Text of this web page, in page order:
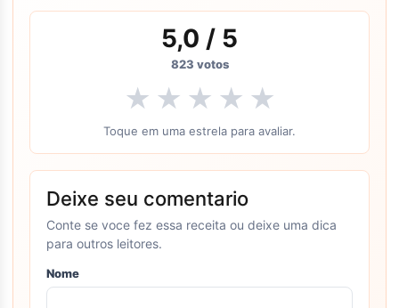
5,0 / 5
823 votos
★ ★ ★ ★ ★
Toque em uma estrela para avaliar.
Deixe seu comentario
Conte se voce fez essa receita ou deixe uma dica
para outros leitores.
Nome